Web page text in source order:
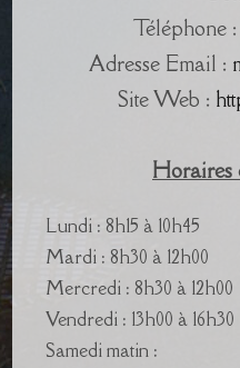
Téléphone :
Adresse Email :
Site Web :
Horaires
Lundi : 8h15 à 10h45
Mardi : 8h30 à 12h00
Mercredi : 8h30 à 12h00
Vendredi : 13h00 à 16h30
Samedi matin :